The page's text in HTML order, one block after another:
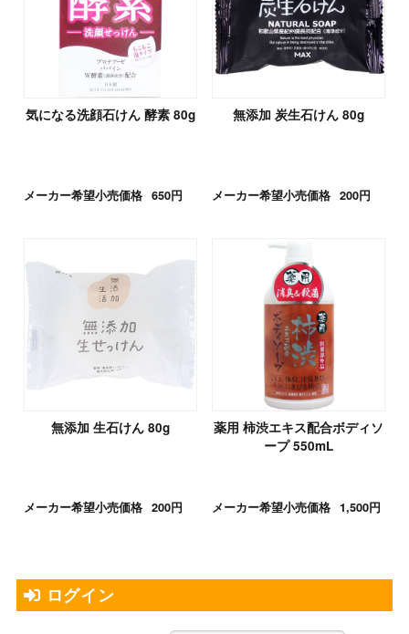
気になる洗顔石けん 酵素 80g
メーカー希望小売価格 650円
無添加 炭生石けん 80g
メーカー希望小売価格 200円
無添加 生石けん 80g
メーカー希望小売価格 200円
薬用 柿渋エキス配合ボディソ
ープ 550mL
メーカー希望小売価格 1,500円
ログイン